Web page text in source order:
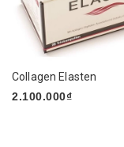
Collagen Elasten
2.100.000₫